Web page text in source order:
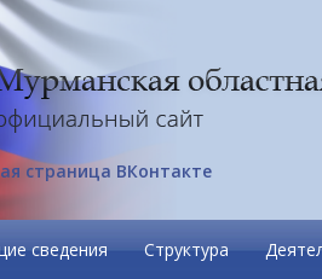
страница ВКонтакте
сведения Структура